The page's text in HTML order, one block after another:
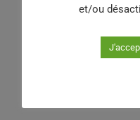
et/ou